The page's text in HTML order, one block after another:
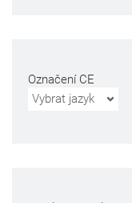
Označení CE
Vybrat jazyk